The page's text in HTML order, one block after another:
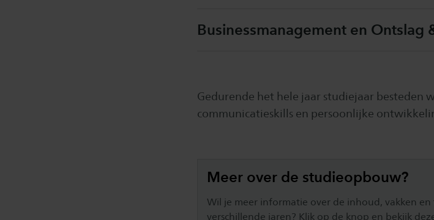
Businessmanagement en Ontslag
Gedurende het hele jaar studiejaar besteden
communicatieskills en persoonlijke
Meer over de studieopbouw?
Wil je meer informatie over de inhoud, vakken
verschillende jaren? Klik op de knop en bekijk